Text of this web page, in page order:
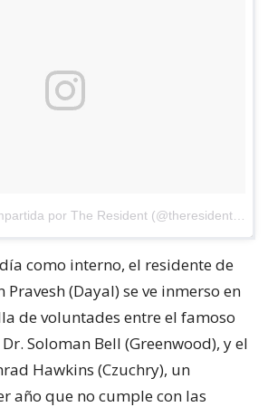
como interno, el residente de
(Dayal) se ve inmerso en
de voluntades entre el famoso
Soloman Bell (Greenwood), y el
Hawkins (Czuchry), un
año que no cumple con las